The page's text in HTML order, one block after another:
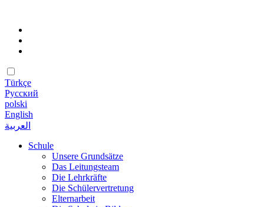
Türkçe
Русский
polski
English
العربية
Schule
Unsere Grundsätze
Das Leitungsteam
Die Lehrkräfte
Die Schülervertretung
Elternarbeit